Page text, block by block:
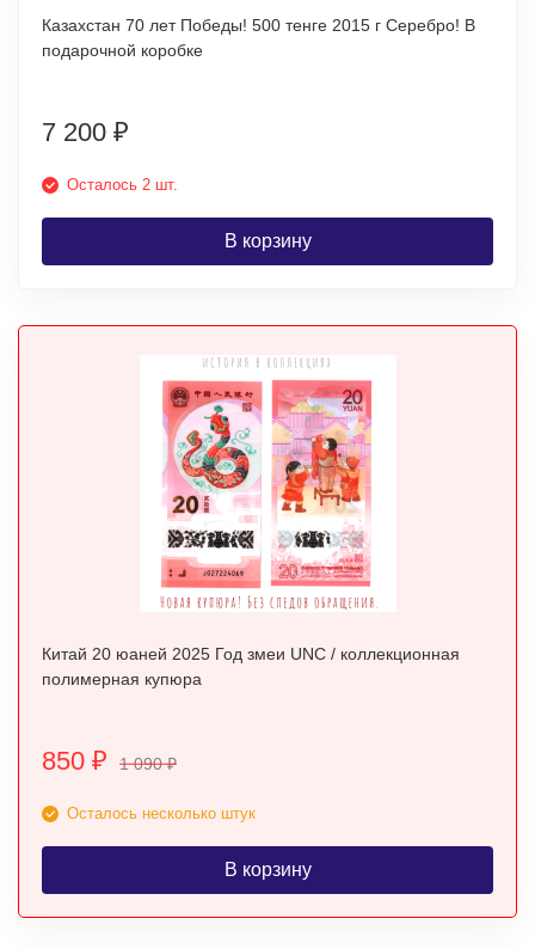
Казахстан 70 лет Победы! 500 тенге 2015 г Серебро! В
подарочной коробке
7 200 ₽
Осталось 2 шт.
В корзину
Китай 20 юаней 2025 Год змеи UNC / коллекционная
полимерная купюра
850 ₽ 1 090₽
Осталось несколько штук
В корзину